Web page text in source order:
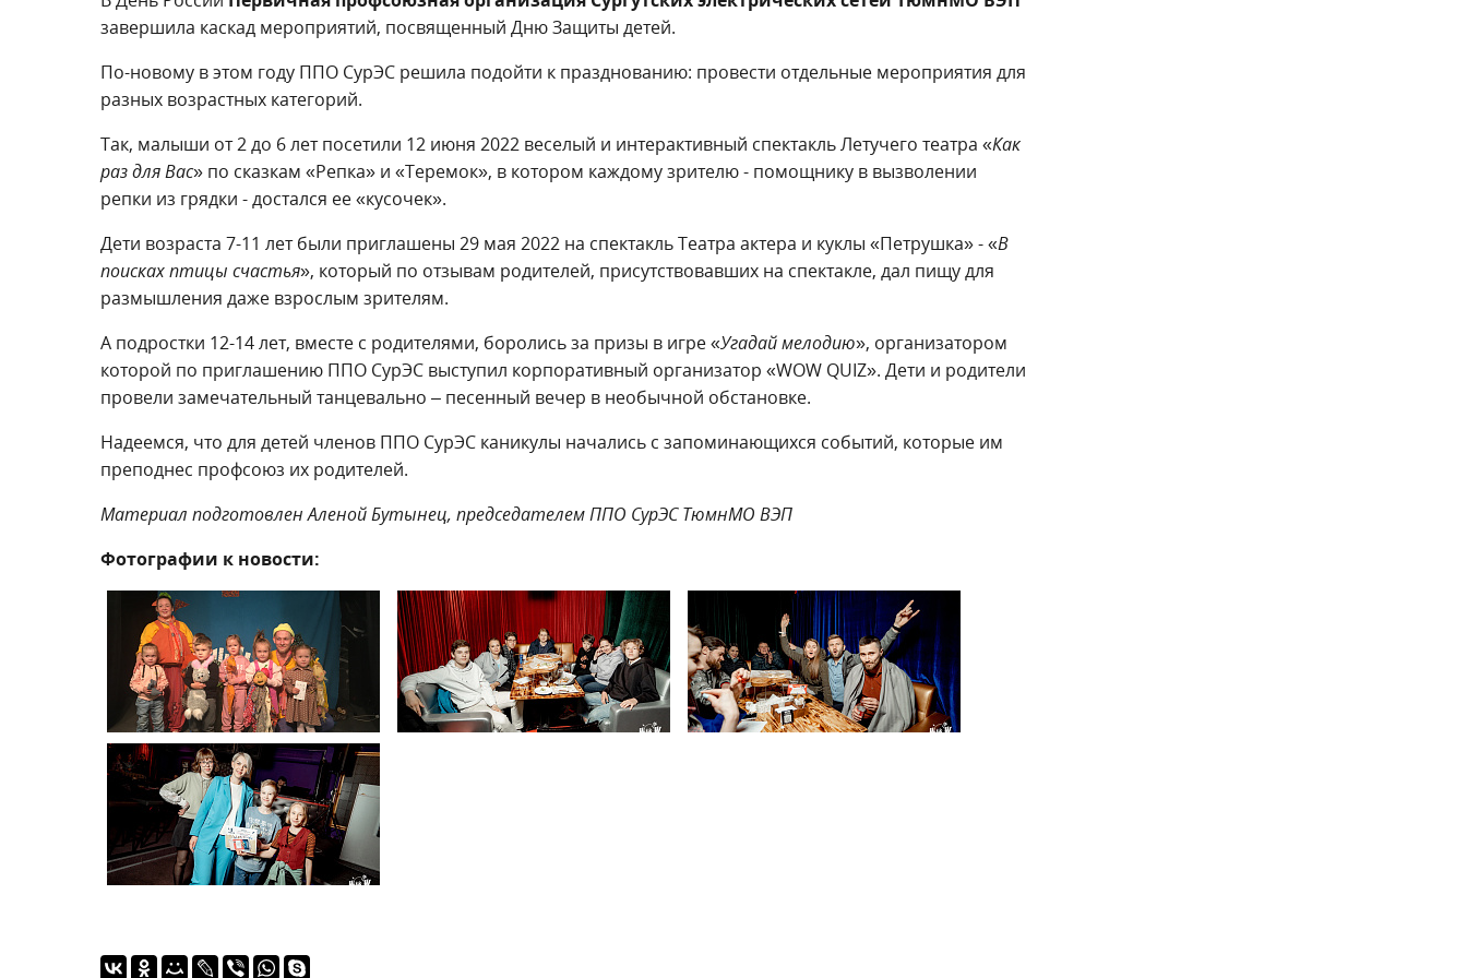
завершила каскад мероприятий, посвященный Дню Защиты детей.
По-новому в этом году ППО СурЭС решила подойти к празднованию: провести отдельные мероприятия для
разных возрастных категорий.
Так, малыши от 2 до 6 лет посетили 12 июня 2022 веселый и интерактивный спектакль Летучего театра «Как
раз для Вас» по сказкам «Репка» и «Теремок», в котором каждому зрителю - помощнику в вызволении
репки из грядки - достался ее «кусочек».
Дети возраста 7-11 лет были приглашены 29 мая 2022 на спектакль Театра актера и куклы «Петрушка» - «В
поисках птицы счастья», который по отзывам родителей, присутствовавших на спектакле, дал пищу для
размышления даже взрослым зрителям.
А подростки 12-14 лет, вместе с родителями, боролись за призы в игре «Угадай мелодию», организатором
которой по приглашению ППО СурЭС выступил корпоративный организатор «WOW QUIZ». Дети и родители
провели замечательный танцевально – песенный вечер в необычной обстановке.
Надеемся, что для детей членов ППО СурЭС каникулы начались с запоминающихся событий, которые им
преподнес профсоюз их родителей.
Материал подготовлен Аленой Бутынец, председателем ППО СурЭС ТюмнМО ВЭП
Фотографии к новости: